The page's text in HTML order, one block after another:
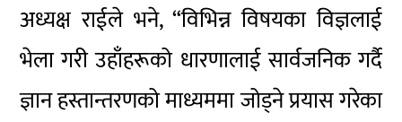
अध्यक्ष राईले भने, “विभिन्न विषयका विज्ञलाई
भेला गरी उहाँहरूको धारणालाई सार्वजनिक गर्दै
ज्ञान हस्तान्तरणको माध्यममा जोड्ने प्रयास गरेका